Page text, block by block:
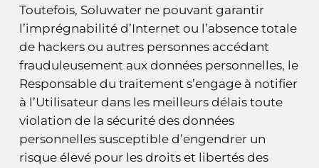
Toutefois, Soluwater ne pouvant garantir
l’imprégnabilité d’Internet ou l’absence totale
de hackers ou autres personnes accédant
frauduleusement aux données personnelles, le
Responsable du traitement s’engage à notifier
à l’Utilisateur dans les meilleurs délais toute
violation de la sécurité des données
personnelles susceptible d’engendrer un
risque élevé pour les droits et libertés des